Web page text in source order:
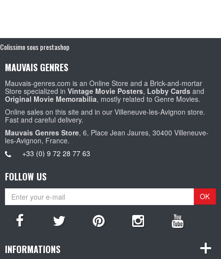
Colissimo sous prestashop
MAUVAIS GENRES
Mauvais-genres.com is an Online Store and a Brick-and-mortar
Store specialized in Vintage Movie Posters, Lobby Cards and
Original Movie Memorabilia, mostly related to Genre Movies.
Online sales on this site and in our Villeneuve-les-Avignon store.
Fast and careful delivery.
Mauvais Genres Store, 6, Place Jean Jaures, 30400 Villeneuve-
les-Avignon, France.
+33 (0) 9 72 28 77 63
FOLLOW US
OK
INFORMATIONS